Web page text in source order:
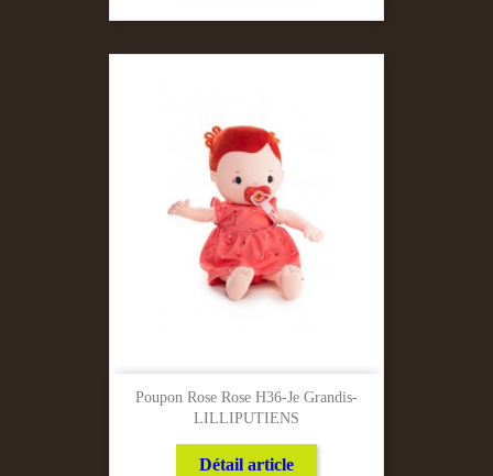
Poupon Rose Rose H36-Je Grandis-
LILLIPUTIENS
Détail article